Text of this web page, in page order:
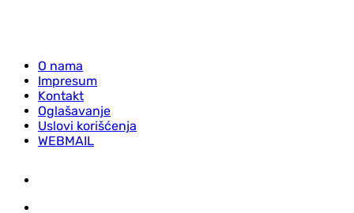
O nama
Impresum
Kontakt
Oglašavanje
Uslovi korišćenja
WEBMAIL